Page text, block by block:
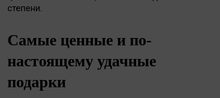
степени.
Самые ценные и по-
настоящему удачные
подарки